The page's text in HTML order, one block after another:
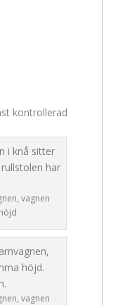
kontrollerad
vagnen
vagnen